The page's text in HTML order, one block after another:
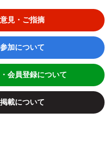
見・ご指摘
加について
会員登録について
載について